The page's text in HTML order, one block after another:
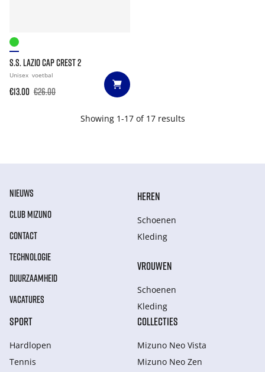
S.S. LAZIO CAP CREST 2
Unisex voetbal
€13.00 €26.00
Showing 1-17 of 17 results
NIEUWS
CLUB MIZUNO
CONTACT
TECHNOLOGIE
DUURZAAMHEID
VACATURES
HEREN
Schoenen
Kleding
VROUWEN
Schoenen
Kleding
SPORT
Hardlopen
Tennis
COLLECTIES
Mizuno Neo Vista
Mizuno Neo Zen